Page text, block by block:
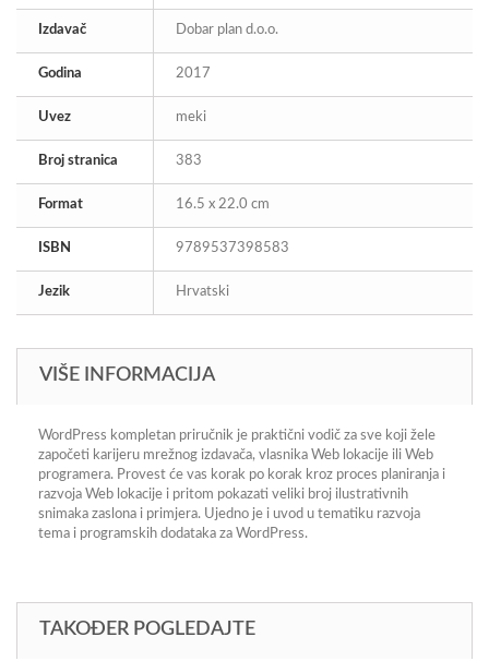
Izdavač Dobar plan d.o.o.
Godina 2017
Uvez meki
Broj stranica 383
Format 16.5 x 22.0 cm
ISBN 9789537398583
Jezik Hrvatski
VIŠE INFORMACIJA
WordPress kompletan priručnik je praktični vodič za sve koji žele
započeti karijeru mrežnog izdavača, vlasnika Web lokacije ili Web
programera. Provest će vas korak po korak kroz proces planiranja i
razvoja Web lokacije i pritom pokazati veliki broj ilustrativnih
snimaka zaslona i primjera. Ujedno je i uvod u tematiku razvoja
tema i programskih dodataka za WordPress.
TAKOĐER POGLEDAJTE